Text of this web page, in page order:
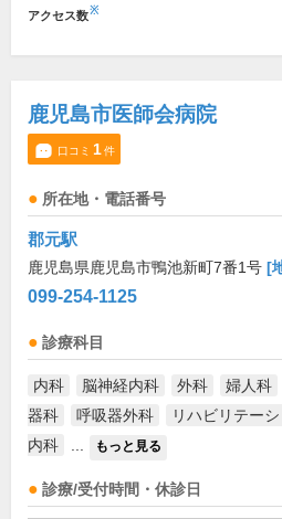
アクセス数※
鹿児島市医師会病院
口コミ 1件
所在地・電話番号
郡元駅
鹿児島県鹿児島市鴨池新町7番1号 [
099-254-1125
診療科目
内科 脳神経内科 外科 婦人科
器科
呼吸器外科 リハビリテー
内科
もっと見る
診療/受付時間・休診日